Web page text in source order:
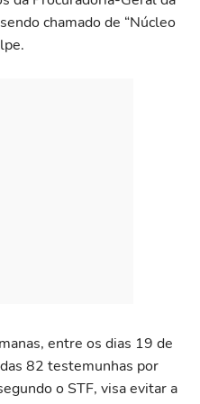
chamado de “Núcleo
entre os dias 19 de
82 testemunhas por
o STF, visa evitar a